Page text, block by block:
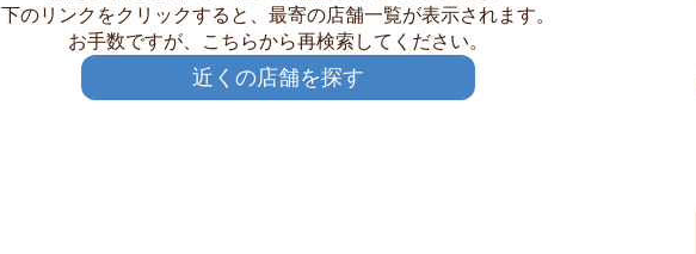
下のリンクをクリックすると、最寄の店舗一覧が表示されます。
お手数ですが、こちらから再検索してください。
近くの店舗を探す